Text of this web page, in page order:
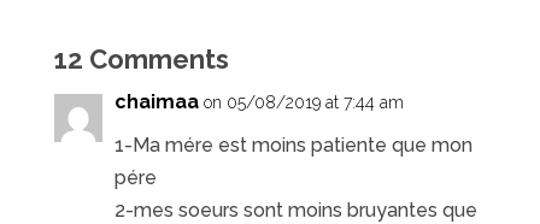
12 Comments
chaimaa on 05/08/2019 at 7:44 am
1-Ma mére est moins patiente que mon
pére
2-mes soeurs sont moins bruyantes que